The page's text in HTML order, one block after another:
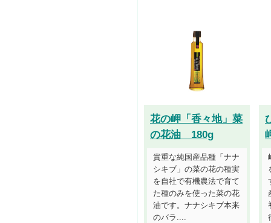
花の岬「香々地」菜
の花油 180g
貴重な純国産品種「ナナ
シキブ」の菜の花の種実
を自社で有機農法で育て
た種のみを使った菜の花
油です。ナナシキブ本来
のバラ....